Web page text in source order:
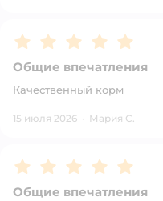
Рейтинг:5
Общие впечатления
Качественный корм
15 июля 2026 · Мария С.
Рейтинг:5
Общие впечатления